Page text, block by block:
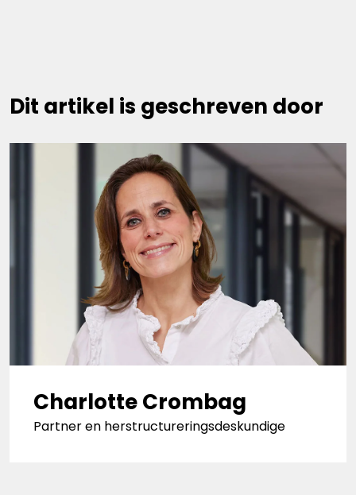
Dit artikel is geschreven door
Charlotte Crombag
Partner en herstructureringsdeskundige